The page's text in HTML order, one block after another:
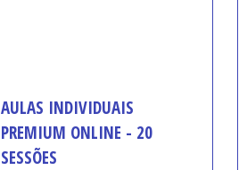
AULAS INDIVIDUAIS
PREMIUM ONLINE - 20
SESSÕES